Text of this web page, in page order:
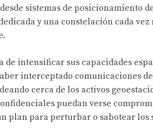
desde sistemas de posicionamiento
y una constelación cada
de intensificar sus capacidades
interceptado comunicaciones
cerca de los activos
puedan verse
plan para perturbar o sabotear los